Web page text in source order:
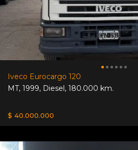
Iveco Eurocargo 120
MT, 1999, Diesel, 180.000 km.
$ 40.000.000